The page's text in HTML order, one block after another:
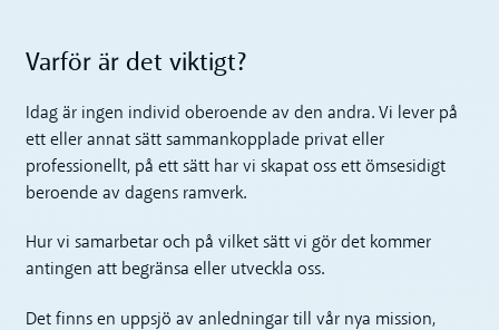
Varför är det viktigt?
Idag är ingen individ oberoende av den andra. Vi lever på
ett eller annat sätt sammankopplade privat eller
professionellt, på ett sätt har vi skapat oss ett ömsesidigt
beroende av dagens ramverk.
Hur vi samarbetar och på vilket sätt vi gör det kommer
antingen att begränsa eller utveckla oss.
Det finns en uppsjö av anledningar till vår nya mission,